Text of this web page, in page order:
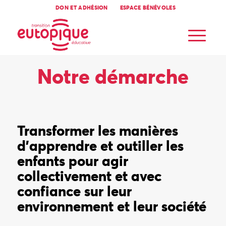
DON ET ADHÉSION ESPACE BÉNÉVOLES
Notre démarche
Transformer les manières
d’apprendre et outiller les
enfants pour agir
collectivement et avec
confiance sur leur
environnement et leur société